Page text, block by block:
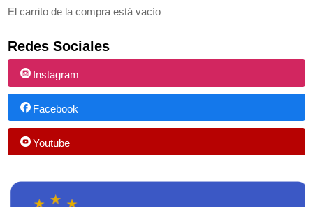
El carrito de la compra está vacío
Redes Sociales
Instagram
Facebook
Youtube